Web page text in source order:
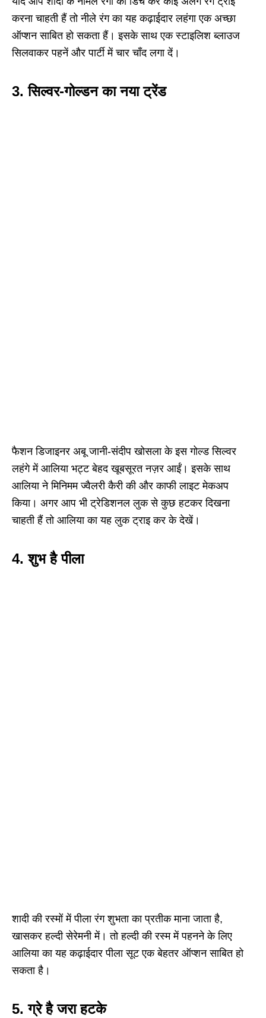
करना चाहती हैं तो नीले रंग का यह कढ़ाईदार लहंगा एक अच्छा
ऑप्शन साबित हो सकता हैं। इसके साथ एक स्टाइलिश ब्लाउज
सिलवाकर पहनें और पार्टी में चार चाँद लगा दें।
3.सिल्वर-गोल्डन का नया ट्रेंड
फैशन डिजाइनर अबू जानी-संदीप खोसला के इस गोल्ड सिल्वर
लहंगे में आलिया भट्ट बेहद खूबसूरत नज़र आईं। इसके साथ
आलिया ने मिनिमम ज्वैलरी कैरी की और काफी लाइट मेकअप
किया। अगर आप भी ट्रेडिशनल लुक से कुछ हटकर दिखना
चाहती हैं तो आलिया का यह लुक ट्राइ कर के देखें।
4.शुभ है पीला
शादी की रस्मों में पीला रंग शुभता का प्रतीक माना जाता है,
खासकर हल्दी सेरेमनी में। तो हल्दी की रस्म में पहनने के लिए
आलिया का यह कढ़ाईदार पीला सूट एक बेहतर ऑप्शन साबित हो
सकता है।
5.ग्रे है जरा हटके